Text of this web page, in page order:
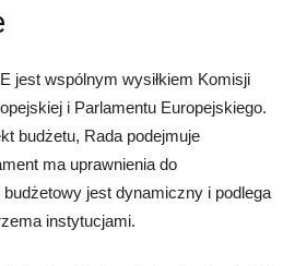
jest wspólnym wysiłkiem Komisji
i Parlamentu Europejskiego.
budżetu, Rada podejmuje
ma uprawnienia do
jest dynamiczny i podlega
instytucjami.